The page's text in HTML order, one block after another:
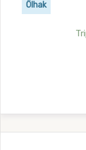
Ölhak